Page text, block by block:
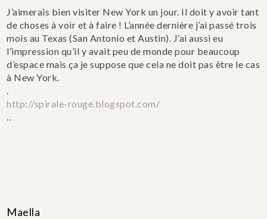
J’aimerais bien visiter New York un jour. Il doit y avoir tant
de choses à voir et à faire ! L’année dernière j’ai passé trois
mois au Texas (San Antonio et Austin). J’ai aussi eu
l’impression qu’il y avait peu de monde pour beaucoup
d’espace mais ça je suppose que cela ne doit pas être le cas
à New York.
.
http://spirale-rouge.blogspot.com/
..
Maella